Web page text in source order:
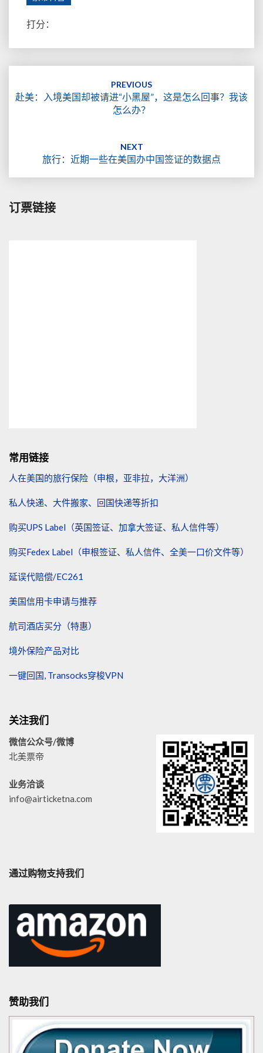
打分：
PREVIOUS
赴美：入境美国却被请进“小黑屋”，这是怎么回事？我该
怎么办？
NEXT
旅行：近期一些在美国办中国签证的数据点
订票链接
常用链接
人在美国的旅行保险（申根，亚非拉，大洋洲）
私人快递、大件搬家、回国快递等折扣
购买UPS Label（英国签证、加拿大签证、私人信件等）
购买Fedex Label（申根签证、私人信件、全美一口价文件等）
延误代赔偿/EC261
美国信用卡申请与推荐
航司酒店买分（特惠）
境外保险产品对比
一键回国, Transocks穿梭VPN
关注我们
微信公众号/微博
北美票帝
业务洽谈
info@airticketna.com
通过购物支持我们
赞助我们